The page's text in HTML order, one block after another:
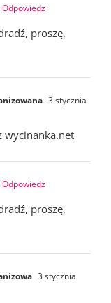
Odpowiedz
proszę,
3 stycznia
wycinanka.net
Odpowiedz
proszę,
3 stycznia